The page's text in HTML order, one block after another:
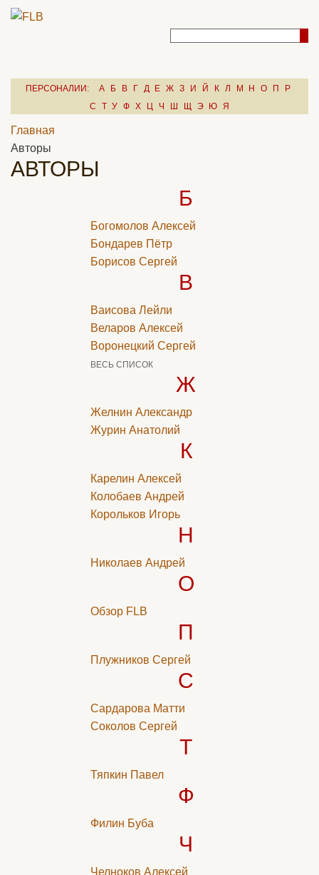
ПЕРСОНАЛИИ: А Б В Г Д Е Ж З И Й К Л М Н О П
Р
С
Т У Ф Х Ц Ч Ш Щ Э Ю Я
Главная
Авторы
АВТОРЫ
Б
Богомолов Алексей
Бондарев Пётр
Борисов Сергей
В
Ваисова Лейли
Веларов Алексей
Воронецкий Сергей
ВЕСЬ СПИСОК
Ж
Желнин Александр
Журин Анатолий
К
Карелин Алексей
Колобаев Андрей
Корольков Игорь
Н
Николаев Андрей
О
Обзор FLB
П
Плужников Сергей
С
Сардарова Матти
Соколов Сергей
Т
Тяпкин Павел
Ф
Филин Буба
Ч
Челноков Алексей